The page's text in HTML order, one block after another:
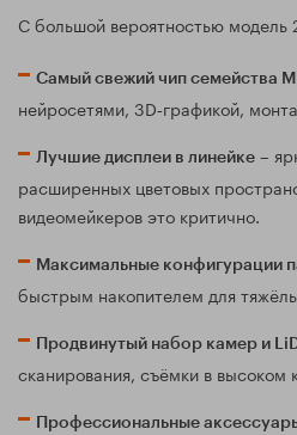
С большой вероятностью модель
Самый свежий чип семейства M
нейросетями, 3D‑графикой,
Лучшие дисплеи в линейке –
расширенных цветовых
видеомейкеров это критично.
Максимальные конфигурации
быстрым накопителем для
Продвинутый набор камер и
сканирования, съёмки в высоком
Профессиональные